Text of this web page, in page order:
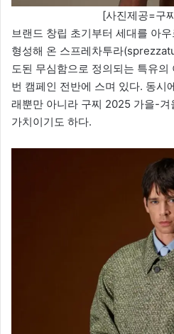
[사진제공=구
브랜드 창립 초기부터 세대를 아
형성해 온 스프레차투라
도된 무심함으로 정의되는 특유의
번 캠페인 전반에 스며 있다. 동시
래뿐만 아니라 구찌 2025 가을-겨
가치이기도 하다.